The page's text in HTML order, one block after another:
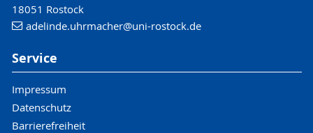
18051 Rostock
adelinde.uhrmacher@uni-rostock.de
Service
Impressum
Datenschutz
Barrierefreiheit